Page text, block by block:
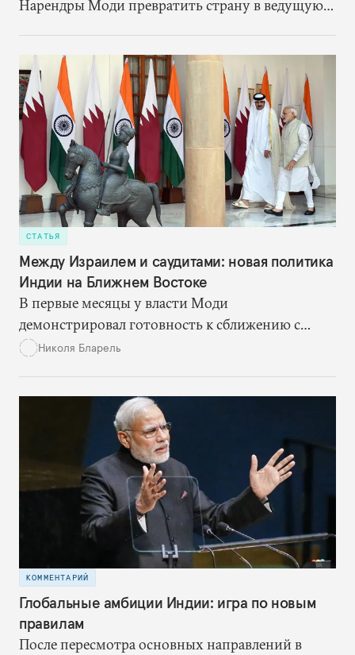
Нарендры Моди превратить страну в ведущую
в международной политической системе.
СТАТЬЯ
Между Израилем и саудитами: новая политика
Индии на Ближнем Востоке
В первые месяцы у власти Моди
демонстрировал готовность к сближению с
Израилем. Но теперь, похоже, он несколько
области безопасности больше зависят от
сотрудничества со странами Залива
Николя Бларель
КОММЕНТАРИЙ
Глобальные амбиции Индии: игра по новым
правилам
После пересмотра основных направлений в